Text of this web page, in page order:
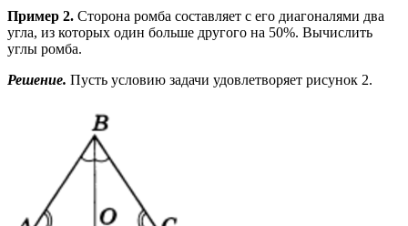
Пример 2. Сторона ромба составляет с его диагоналями два
угла, из которых один больше другого на 50%. Вычислить
углы ромба.
Решение. Пусть условию задачи удовлетворяет рисунок 2.